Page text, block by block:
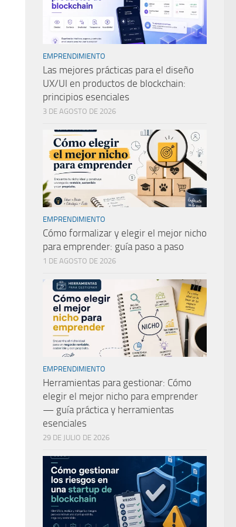
EMPRENDIMIENTO
Las mejores prácticas para el diseño
UX/UI en productos de blockchain:
principios esenciales
3 DE AGOSTO DE 2026
EMPRENDIMIENTO
Cómo formalizar y elegir el mejor nicho
para emprender: guía paso a paso
1 DE AGOSTO DE 2026
EMPRENDIMIENTO
Herramientas para gestionar: Cómo
elegir el mejor nicho para emprender
— guía práctica y herramientas
esenciales
29 DE JULIO DE 2026